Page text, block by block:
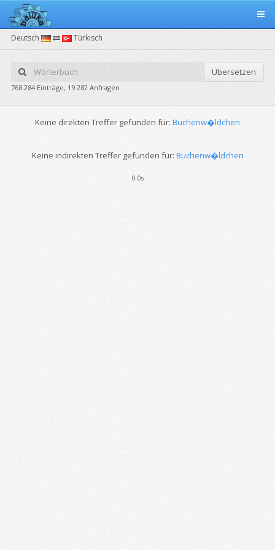
Deutsch Türkisch
Übersetzen
768.284 Einträge, 19.282 Anfragen
Keine direkten Treffer gefunden für: Buchenw�ldchen
Keine indirekten Treffer gefunden für: Buchenw�ldchen
0.0s